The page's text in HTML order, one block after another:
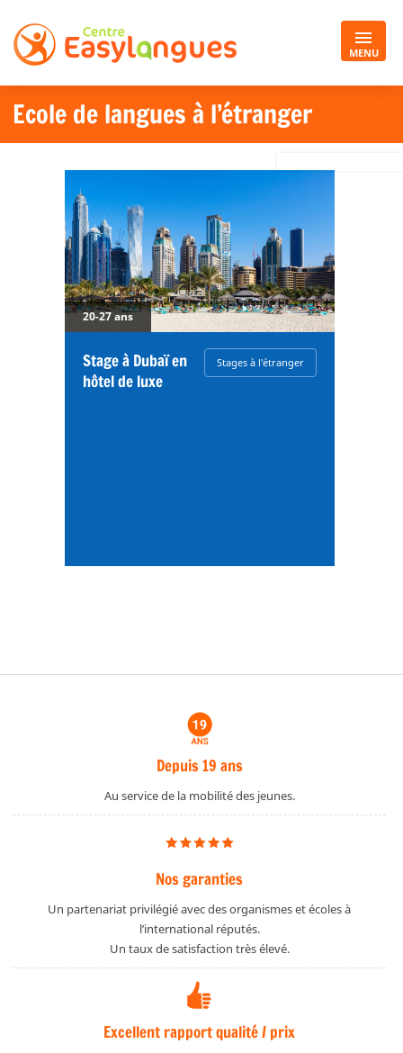
MENU
Ecole de langues à l’étranger
20-27 ans
Stage à Dubaï en
hôtel de luxe
Stages à l'étranger
Depuis 19 ans
Au service de la mobilité des jeunes.
Nos garanties
Un partenariat privilégié avec des organismes et écoles à
l’international réputés.
Un taux de satisfaction très élevé.
Excellent rapport qualité / prix